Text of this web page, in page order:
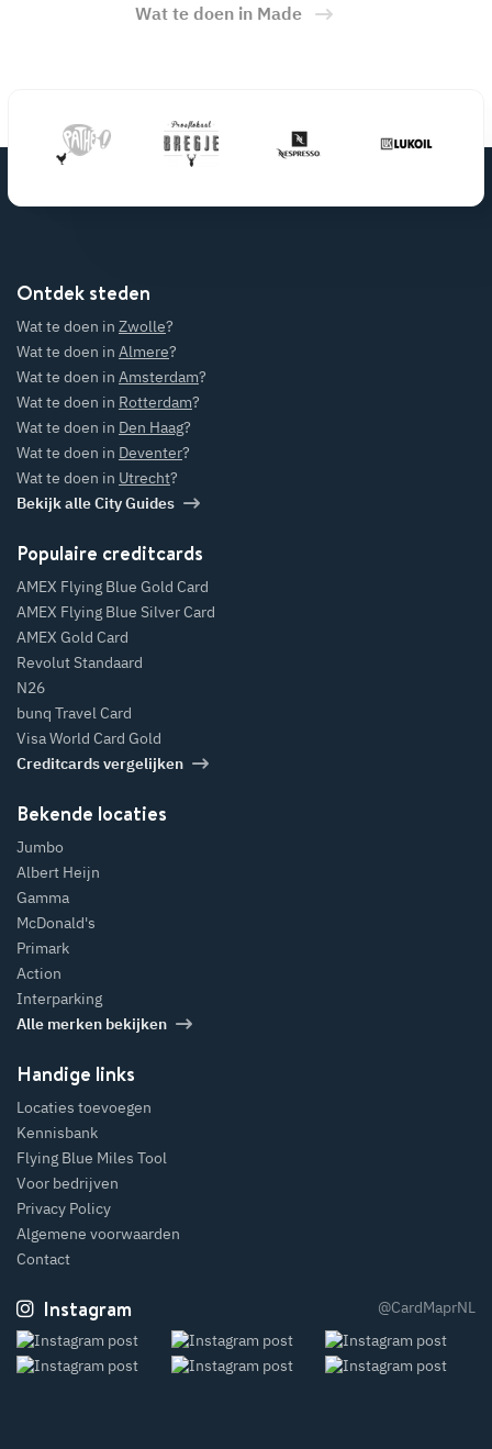
Wat te doen in Made
Ontdek steden
Wat te doen in Zwolle?
Wat te doen in Almere?
Wat te doen in Amsterdam?
Wat te doen in Rotterdam?
Wat te doen in Den Haag?
Wat te doen in Deventer?
Wat te doen in Utrecht?
Bekijk alle City Guides
Populaire creditcards
AMEX Flying Blue Gold Card
AMEX Flying Blue Silver Card
AMEX Gold Card
Revolut Standaard
N26
bunq Travel Card
Visa World Card Gold
Creditcards vergelijken
Bekende locaties
Jumbo
Albert Heijn
Gamma
McDonald's
Primark
Action
Interparking
Alle merken bekijken
Handige links
Locaties toevoegen
Kennisbank
Flying Blue Miles Tool
Voor bedrijven
Privacy Policy
Algemene voorwaarden
Contact
Instagram @CardMaprNL